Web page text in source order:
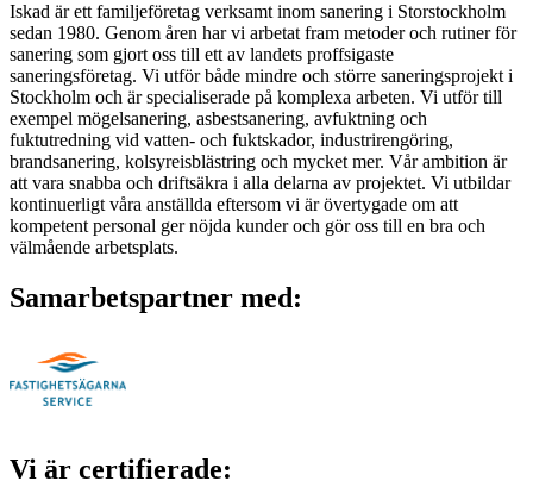
Iskad är ett familjeföretag verksamt inom sanering i Storstockholm
sedan 1980. Genom åren har vi arbetat fram metoder och rutiner för
sanering som gjort oss till ett av landets proffsigaste
saneringsföretag. Vi utför både mindre och större saneringsprojekt i
Stockholm och är specialiserade på komplexa arbeten. Vi utför till
exempel mögelsanering, asbestsanering, avfuktning och
fuktutredning vid vatten- och fuktskador, industrirengöring,
brandsanering, kolsyreisblästring och mycket mer. Vår ambition är
att vara snabba och driftsäkra i alla delarna av projektet. Vi utbildar
kontinuerligt våra anställda eftersom vi är övertygade om att
kompetent personal ger nöjda kunder och gör oss till en bra och
välmående arbetsplats.
Samarbetspartner med:
Vi är certifierade: